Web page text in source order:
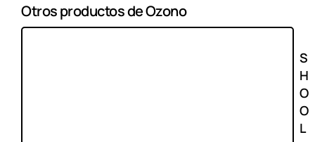
Otros productos de Ozono
S
H
O
O
L